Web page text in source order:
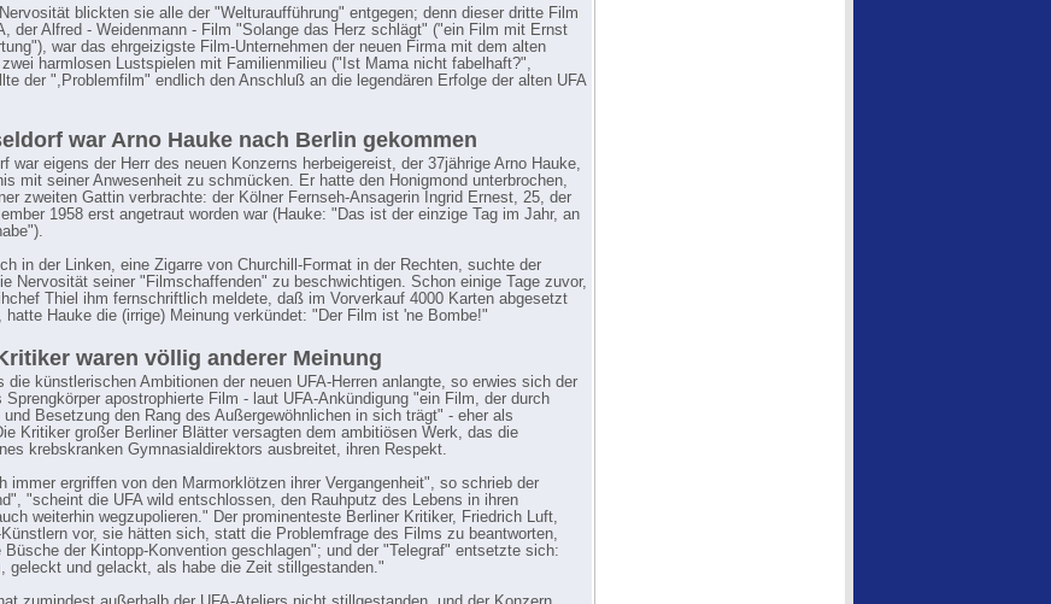
blickten sie alle der "Welturaufführung" entgegen; denn dieser dritte Film
der Alfred - Weidenmann - Film "Solange das Herz schlägt" ("ein Film mit Ernst
war das ehrgeizigste Film-Unternehmen der neuen Firma mit dem alten
zwei harmlosen Lustspielen mit Familienmilieu ("Ist Mama nicht fabelhaft?",
der ",Problemfilm" endlich den Anschluß an die legendären Erfolge der alten UFA
war Arno Hauke nach Berlin gekommen
war eigens der Herr des neuen Konzerns herbeigereist, der 37jährige Arno Hauke,
mit seiner Anwesenheit zu schmücken. Er hatte den Honigmond unterbrochen,
zweiten Gattin verbrachte: der Kölner Fernseh-Ansagerin Ingrid Ernest, 25, der
1958 erst angetraut worden war (Hauke: "Das ist der einzige Tag im Jahr, an
in der Linken, eine Zigarre von Churchill-Format in der Rechten, suchte der
Nervosität seiner "Filmschaffenden" zu beschwichtigen. Schon einige Tage zuvor,
Thiel ihm fernschriftlich meldete, daß im Vorverkauf 4000 Karten abgesetzt
hatte Hauke die (irrige) Meinung verkündet: "Der Film ist 'ne Bombe!"
waren völlig anderer Meinung
die künstlerischen Ambitionen der neuen UFA-Herren anlangte, so erwies sich der
Sprengkörper apostrophierte Film - laut UFA-Ankündigung "ein Film, der durch
und Besetzung den Rang des Außergewöhnlichen in sich trägt" - eher als
Kritiker großer Berliner Blätter versagten dem ambitiösen Werk, das die
krebskranken Gymnasialdirektors ausbreitet, ihren Respekt.
immer ergriffen von den Marmorklötzen ihrer Vergangenheit", so schrieb der
"scheint die UFA wild entschlossen, den Rauhputz des Lebens in ihren
weiterhin wegzupolieren." Der prominenteste Berliner Kritiker, Friedrich Luft,
vor, sie hätten sich, statt die Problemfrage des Films zu beantworten,
Büsche der Kintopp-Konvention geschlagen"; und der "Telegraf" entsetzte sich:
geleckt und gelackt, als habe die Zeit stillgestanden."